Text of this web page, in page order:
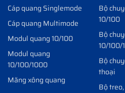
Cáp quang Singlemode
Cáp quang Multimode
Modul quang 10/100
Modul quang
10/100/1000
Măng xông quang
Bộ
10/100
Bộ
10/100/
Bộ
thoại
Bộ